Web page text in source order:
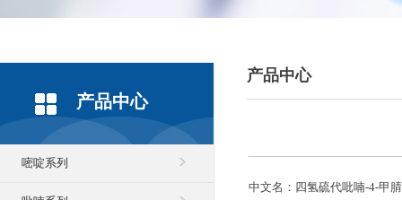
产品中心
嘧啶系列
产品中心
中文名：四氢硫代吡喃-4-甲腈